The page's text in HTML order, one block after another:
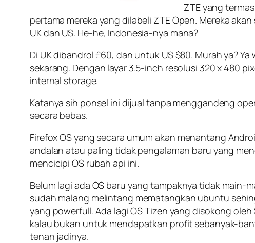
ZTE yang
pertama mereka yang dilabeli ZTE Open. Mereka
UK dan US. He-he, Indonesia-nya mana?
Di UK dibandrol £60, dan untuk US $80. Murah ya?
sekarang. Dengan layar 3.5-inch resolusi 320 x 480
internal storage.
Katanya sih ponsel ini dijual tanpa menggandeng
secara bebas.
Firefox OS yang secara umum akan menantang
andalan atau paling tidak pengalaman baru yang
mencicipi OS rubah api ini.
Belum lagi ada OS baru yang tampaknya tidak
sudah malang melintang mematangkan ubuntu
yang powerfull. Ada lagi OS Tizen yang disokong
kalau bukan untuk mendapatkan profit sebanyak-
tenan jadinya.